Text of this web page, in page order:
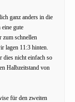
ganz anders in die
gute
zum schnellen
lagen 11:3 hinten.
dies nicht einfach so
Halbzeitstand von
für den zweiten